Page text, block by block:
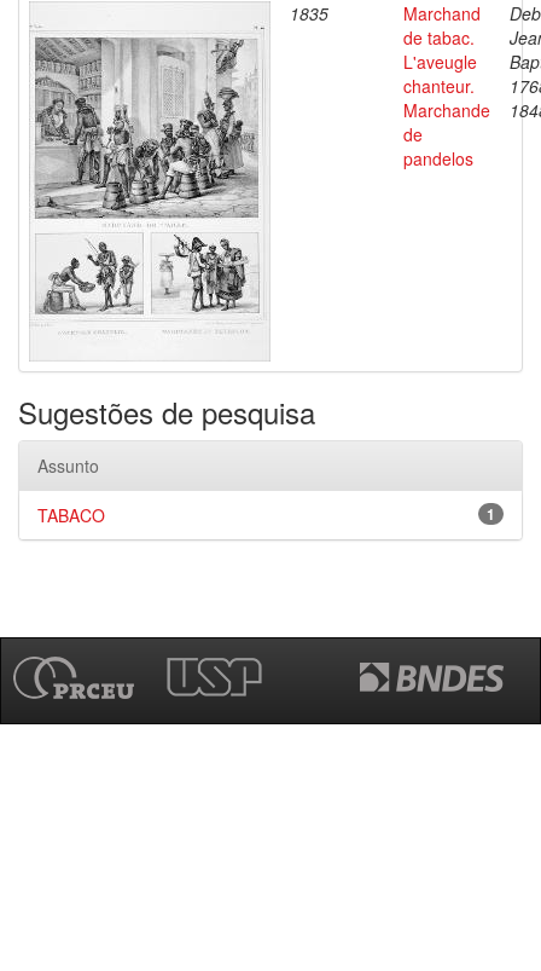
1835
Marchand
de tabac.
L'aveugle
chanteur.
Marchande
de
pandelos
Sugestões de pesquisa
Assunto
1
TABACO